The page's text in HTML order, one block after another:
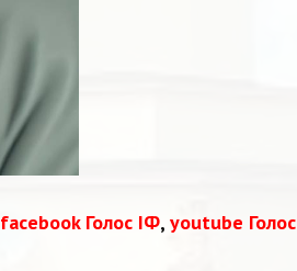
facebook Голос ІФ, youtube Голос